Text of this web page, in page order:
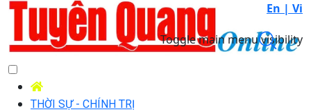
En | Vi
Toggle main menu visibility
THỜI SỰ - CHÍNH TRỊ